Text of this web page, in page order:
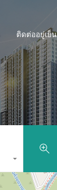
ติดต่ออยู่เย็น